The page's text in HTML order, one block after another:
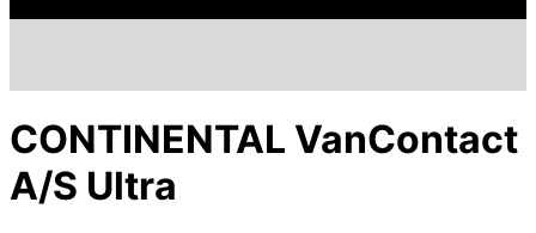
CONTINENTAL VanContact
A/S Ultra